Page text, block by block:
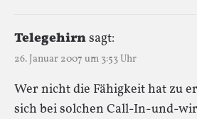
Telegehirnsagt:
26. Januar 2007 um 3:53 Uhr
Wer nicht die Fähigkeit hat zu
sich bei solchen Call-In-und-